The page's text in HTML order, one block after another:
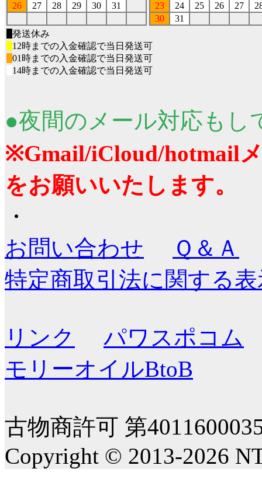
26
27 28 29 30 31
23
24 25 26 27
30
31
発送休み
12時までの入金確認で当日発送可
01時までの入金確認で当日発送可
14時までの入金確認で当日発送可
●夜間のメール対応もし
※Gmail/iCloud/hotmail
をお願いいたします。
・
お問い合わせ
Ｑ＆Ａ
特定商取引法に関する
リンク
パワスポコム
モリーオイルBtoB
古物商許可 第
Copyright © 2013-2026